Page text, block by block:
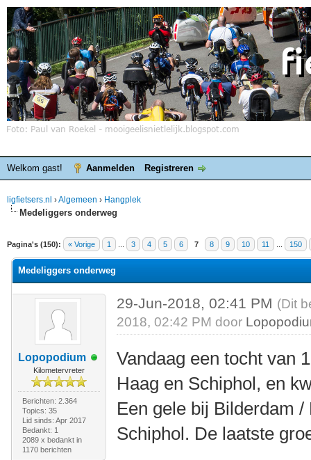
Welkom gast! Aanmelden Registreren
ligfietsers.nl ›Algemeen › Hangplek
Medeliggers onderweg
Pagina's (150): « Vorige 1 3 4 5 6 7 8 9 10 11 150
waardering is 3.86
Medeliggers onderweg
Lopopodium
Kilometervreter
Berichten: 2.364
Topics: 35
Lid sinds: Apr 2017
Bedankt: 1
2089 x bedankt in
1170 berichten
29-Jun-2018, 02:41 PM (Dit
2018, 02:42 PM door
Vandaag een tocht van
Haag en Schiphol, en
Een gele bij Bilderdam
Schiphol. De laatste